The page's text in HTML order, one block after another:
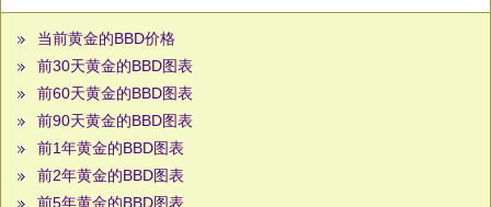
当前黄金的BBD价格
前30天黄金的BBD图表
前60天黄金的BBD图表
前90天黄金的BBD图表
前1年黄金的BBD图表
前2年黄金的BBD图表
前5年黄金的BBD图表